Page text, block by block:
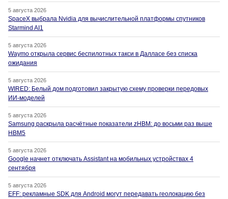
5 августа 2026
SpaceX выбрала Nvidia для вычислительной платформы спутников
Starmind AI1
5 августа 2026
Waymo открыла сервис беспилотных такси в Далласе без списка
ожидания
5 августа 2026
WIRED: Белый дом подготовил закрытую схему проверки передовых
ИИ-моделей
5 августа 2026
Samsung раскрыла расчётные показатели zHBM: до восьми раз выше
HBM5
5 августа 2026
Google начнет отключать Assistant на мобильных устройствах 4
сентября
5 августа 2026
EFF: рекламные SDK для Android могут передавать геолокацию без